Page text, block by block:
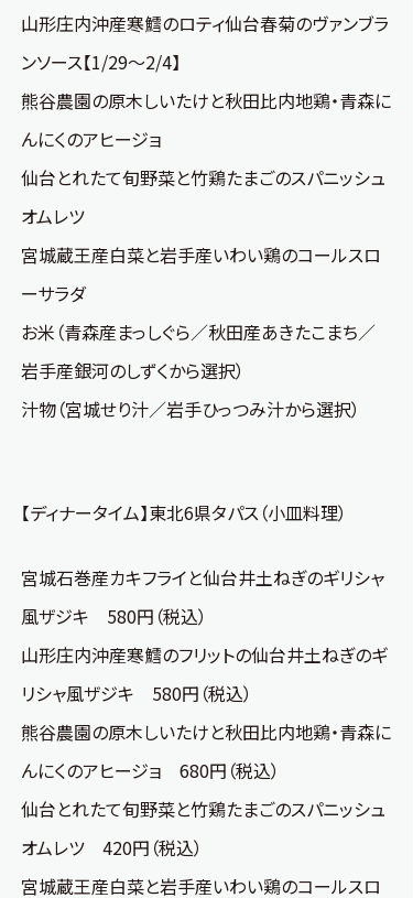
山形庄内沖産寒鱈のロティ仙台春菊のヴァンブラ
ンソース【1/29～2/4】
熊谷農園の原木しいたけと秋田比内地鶏・青森に
んにくのアヒージョ
仙台とれたて旬野菜と竹鶏たまごのスパニッシュ
オムレツ
宮城蔵王産白菜と岩手産いわい鶏のコールスロ
ーサラダ
お米（青森産まっしぐら／秋田産あきたこまち／
岩手産銀河のしずくから選択）
汁物（宮城せり汁／岩手ひっつみ汁から選択）
【ディナータイム】東北6県タパス（小皿料理）
宮城石巻産カキフライと仙台井土ねぎのギリシャ
風ザジキ 580円（税込）
山形庄内沖産寒鱈のフリットの仙台井土ねぎのギ
リシャ風ザジキ 580円（税込）
熊谷農園の原木しいたけと秋田比内地鶏・青森に
んにくのアヒージョ 680円（税込）
仙台とれたて旬野菜と竹鶏たまごのスパニッシュ
オムレツ 420円（税込）
宮城蔵王産白菜と岩手産いわい鶏のコールスロ